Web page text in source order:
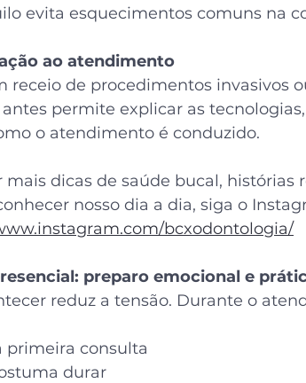
evita esquecimentos comuns na
ao atendimento
receio de procedimentos invasivos
permite explicar as
o atendimento é conduzido.
mais dicas de saúde bucal, histórias
nosso dia a dia, siga o
bcxodontologia/
preparo emocional e
reduz a tensão. Durante o
primeira consulta
durar